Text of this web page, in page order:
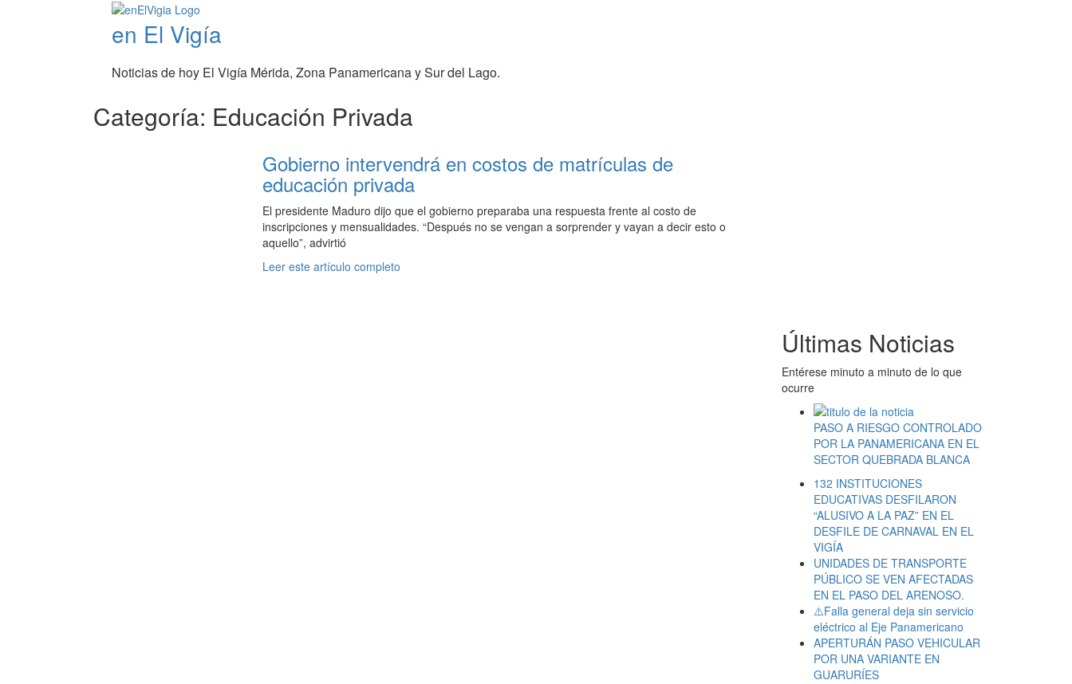
en El Vigía
Noticias de hoy El Vigía Mérida, Zona Panamericana y Sur del Lago.
Categoría: Educación Privada
Gobierno intervendrá en costos de matrículas de
educación privada
El presidente Maduro dijo que el gobierno preparaba una respuesta frente al costo de
inscripciones y mensualidades. “Después no se vengan a sorprender y vayan a decir esto o
aquello”, advirtió
Leer este artículo completo
Últimas Noticias
Entérese minuto a minuto de lo que
ocurre
PASO A RIESGO CONTROLADO
POR LA PANAMERICANA EN EL
SECTOR QUEBRADA BLANCA
132 INSTITUCIONES
EDUCATIVAS DESFILARON
“ALUSIVO A LA PAZ” EN EL
DESFILE DE CARNAVAL EN EL
VIGÍA
UNIDADES DE TRANSPORTE
PÚBLICO SE VEN AFECTADAS
EN EL PASO DEL ARENOSO.
⚠️Falla general deja sin servicio
eléctrico al Eje Panamericano
APERTURÁN PASO VEHICULAR
POR UNA VARIANTE EN
GUARURÍES